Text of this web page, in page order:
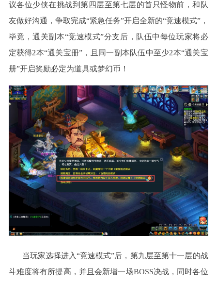
议各位少侠在挑战到第四层至第七层的首只怪物前，和队
友做好沟通，争取完成“紧急任务”开启全新的“竞速模式”，
毕竟，通关副本“竞速模式”分支后，队伍中每位玩家将必
定获得2本“通关宝册”，且同一副本队伍中至少2本“通关宝
册”开启奖励必定为道具或梦幻币！
当玩家选择进入“竞速模式”后，第九层至第十一层的战
斗难度将有所提高，并且会新增一场BOSS决战，同时各位